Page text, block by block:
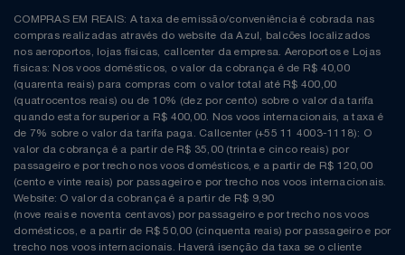
COMPRAS EM REAIS: A taxa de emissão/conveniência é cobrada nas
compras realizadas através do website da Azul, balcões localizados
nos aeroportos, lojas físicas, callcenter da empresa. Aeroportos e Lojas
físicas: Nos voos domésticos, o valor da cobrança é de R$ 40,00
(quarenta reais) para compras com o valor total até R$ 400,00
(quatrocentos reais) ou de 10% (dez por cento) sobre o valor da tarifa
quando esta for superior a R$ 400,00. Nos voos internacionais, a taxa é
de 7% sobre o valor da tarifa paga. Callcenter (+55 11 4003-1118): O
valor da cobrança é a partir de R$ 35,00 (trinta e cinco reais) por
passageiro e por trecho nos voos domésticos, e a partir de R$ 120,00
(cento e vinte reais) por passageiro e por trecho nos voos internacionais.
Website: O valor da cobrança é a partir de R$ 9,90
(nove reais e noventa centavos) por passageiro e por trecho nos voos
domésticos, e a partir de R$ 50,00 (cinquenta reais) por passageiro e por
trecho nos voos internacionais. Haverá isenção da taxa se o cliente